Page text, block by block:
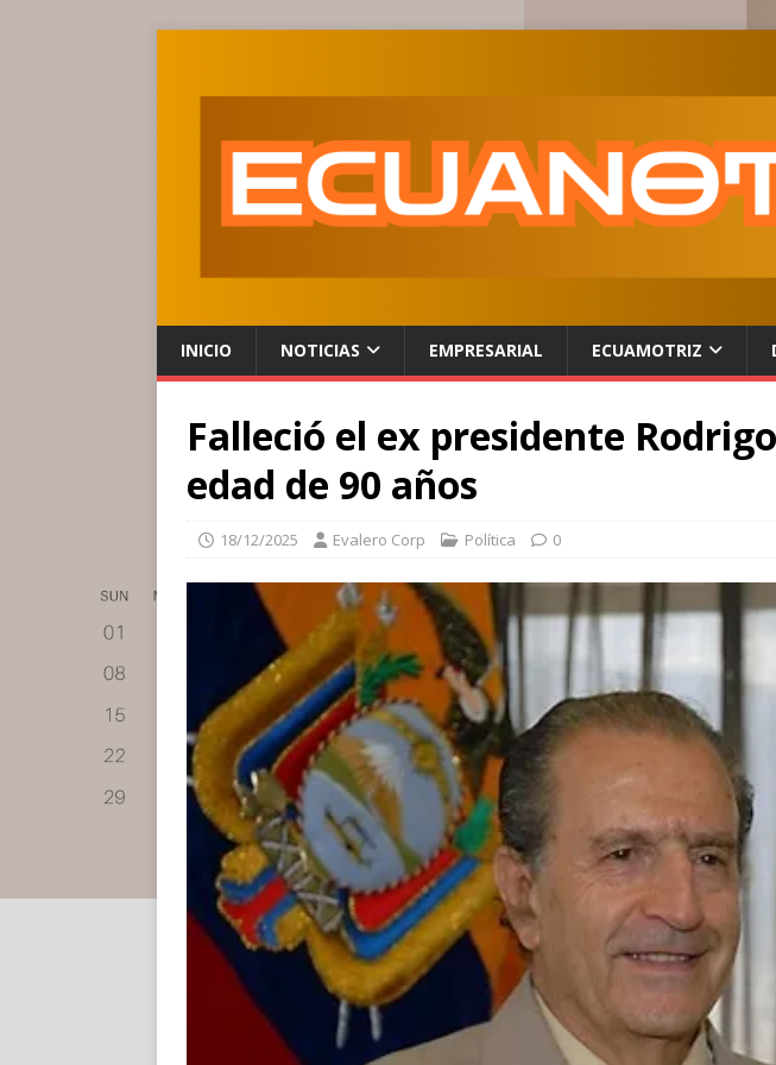
INICIO NOTICIAS EMPRESARIAL ECUAMOTRIZ
Falleció el ex presidente
edad de 90 años
18/12/2025 Evalero Corp Política 0